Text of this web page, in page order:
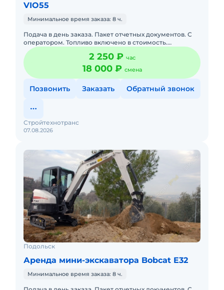
VIO55
Минимальное время заказа: 8 ч.
Подача в день заказа. Пакет отчетных документов. С
оператором. Топливо включено в стоимость.
Краткосрочная аренда. Долгосрочная аренда. Сейчас
свободна.
2 250 ₽ час
18 000 ₽ смена
Позвонить Заказать Обратный звонок
07.08.2026
Стройтехнотранс
Подольск
Аренда мини-экскаватора Bobcat E32
Минимальное время заказа: 8 ч.